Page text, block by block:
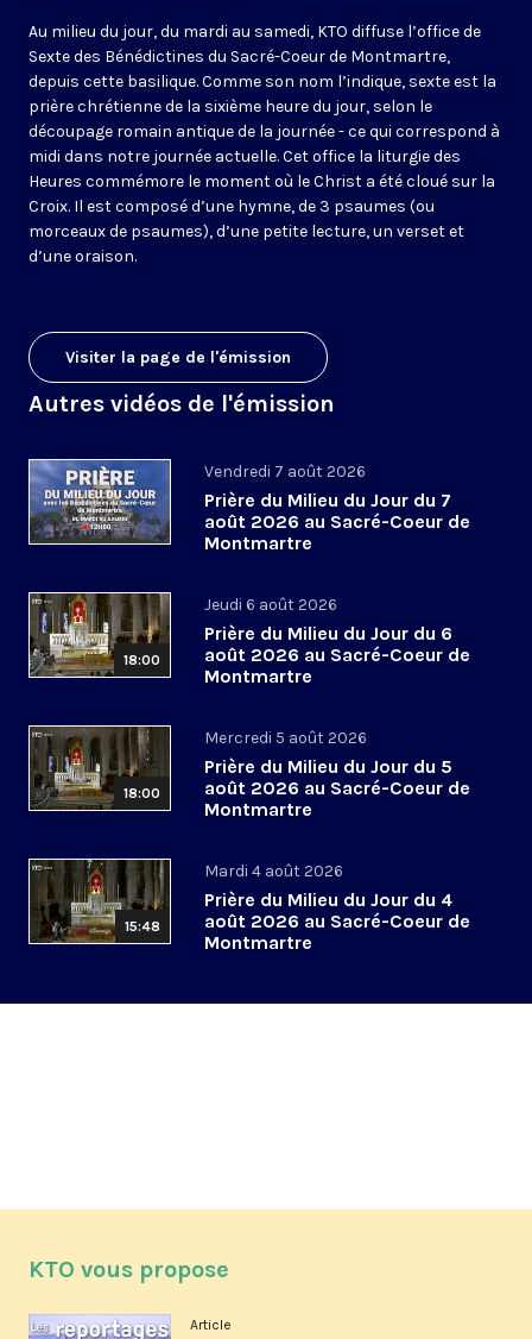
Au milieu du jour, du mardi au samedi, KTO diffuse l’office de
Sexte des Bénédictines du Sacré-Coeur de Montmartre,
depuis cette basilique. Comme son nom l’indique, sexte est la
prière chrétienne de la sixième heure du jour, selon le
découpage romain antique de la journée - ce qui correspond à
midi dans notre journée actuelle. Cet office la liturgie des
Heures commémore le moment où le Christ a été cloué sur la
Croix. Il est composé d’une hymne, de 3 psaumes (ou
morceaux de psaumes), d’une petite lecture, un verset et
d’une oraison.
Visiter la page de l'émission
Autres vidéos de l'émission
Vendredi 7 août 2026
Prière du Milieu du Jour du 7
août 2026 au Sacré-Coeur de
Montmartre
18:00
Jeudi 6 août 2026
Prière du Milieu du Jour du 6
août 2026 au Sacré-Coeur de
Montmartre
18:00
Mercredi 5 août 2026
Prière du Milieu du Jour du 5
août 2026 au Sacré-Coeur de
Montmartre
15:48
Mardi 4 août 2026
Prière du Milieu du Jour du 4
août 2026 au Sacré-Coeur de
Montmartre
KTO vous propose
Article